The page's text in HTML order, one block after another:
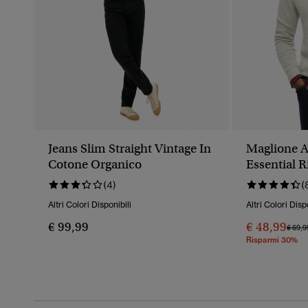
Jeans Slim Straight Vintage In
Cotone Organico
(4)
Altri Colori Disponibili
€ 99,99
Maglione
Essential
Altri Colori
€ 48,99€
Risparmi 30%